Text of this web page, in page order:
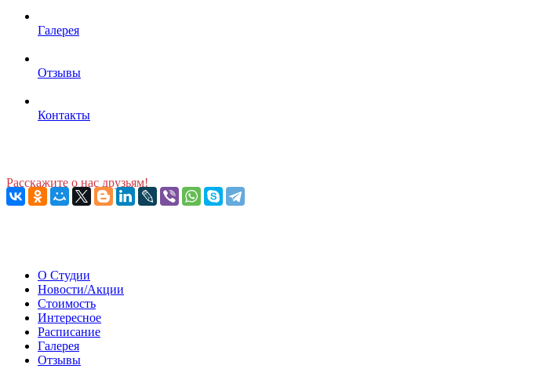
Галерея
Отзывы
Контакты
Расскажите о нас друзьям!
О Студии
Новости/Акции
Стоимость
Интересное
Расписание
Галерея
Отзывы